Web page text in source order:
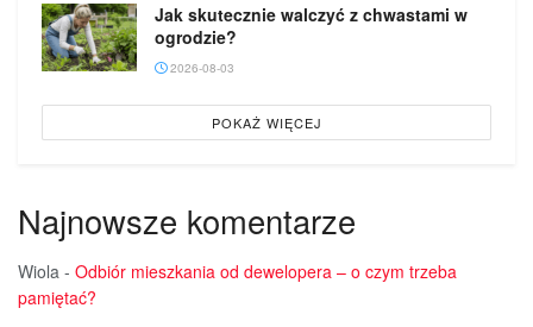
Jak skutecznie walczyć z chwastami w
ogrodzie?
2026-08-03
POKAŻ WIĘCEJ
Najnowsze komentarze
Wiola - Odbiór mieszkania od dewelopera – o czym trzeba
pamiętać?